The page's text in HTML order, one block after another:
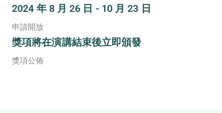
2024 年 8 月 26 日 - 10 月 23 日
申請開放
獎項將在演講結束後立即頒發
獎項公佈